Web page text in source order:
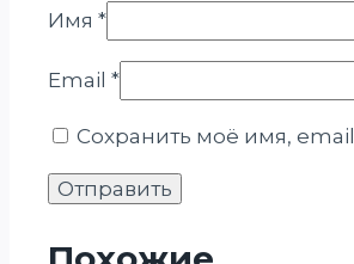
Имя *
Email *
Сохранить моё имя,